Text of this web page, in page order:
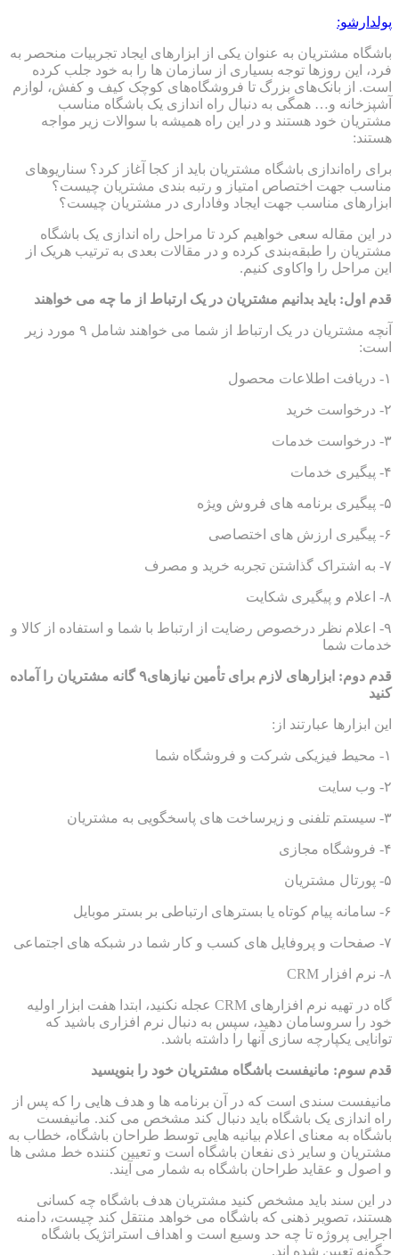
پولدارشو:
باشگاه مشتریان به عنوان یکی از ابزارهای ایجاد تجربیات منحصر به
فرد، این روزها توجه بسیاری از سازمان ها را به خود جلب کرده
است. از بانک‌های بزرگ تا فروشگاه‌های کوچک کیف و کفش، لوازم
آشپزخانه و… همگی به دنبال راه اندازی یک باشگاه مناسب
مشتریان خود هستند و در این راه همیشه با سوالات زیر مواجه
هستند:
برای راه‌اندازی باشگاه مشتریان باید از کجا آغاز کرد؟ سناریوهای
مناسب جهت اختصاص امتیاز و رتبه بندی مشتریان چیست؟
ابزارهای مناسب جهت ایجاد وفاداری در مشتریان چیست؟
در این مقاله سعی خواهیم کرد تا مراحل راه اندازی یک باشگاه
مشتریان را طبقه‌بندی کرده و در مقالات بعدی به ترتیب هریک از
این مراحل را واکاوی کنیم.
قدم اول: باید بدانیم مشتریان در یک ارتباط از ما چه می خواهند
آنچه مشتریان در یک ارتباط از شما می خواهند شامل ۹ مورد زیر
است:
۱- دریافت اطلاعات محصول
۲- درخواست خرید
۳- درخواست خدمات
۴- پیگیری خدمات
۵- پیگیری برنامه های فروش ویژه
۶- پیگیری ارزش های اختصاصی
۷- به اشتراک گذاشتن تجربه خرید و مصرف
۸- اعلام و پیگیری شکایت
۹- اعلام نظر درخصوص رضایت از ارتباط با شما و استفاده از کالا و
خدمات شما
قدم دوم: ابزارهای لازم برای تأمین نیازهای۹ گانه مشتریان را آماده
کنید
این ابزارها عبارتند از:
۱- محیط فیزیکی شرکت و فروشگاه شما
۲- وب سایت
۳- سیستم تلفنی و زیرساخت های پاسخگویی به مشتریان
۴- فروشگاه مجازی
۵- پورتال مشتریان
۶- سامانه پیام کوتاه یا بسترهای ارتباطی بر بستر موبایل
۷- صفحات و پروفایل های کسب و کار شما در شبکه های اجتماعی
۸- نرم افزار CRM
گاه در تهیه نرم افزارهای CRM عجله نکنید، ابتدا هفت ابزار اولیه
خود را سروسامان دهید، سپس به دنبال نرم افزاری باشید که
توانایی یکپارچه سازی آنها را داشته باشد.
قدم سوم: مانیفست باشگاه مشتریان خود را بنویسید
مانیفست سندی است که در آن برنامه ها و هدف هایی را که پس از
راه اندازی یک باشگاه باید دنبال کند مشخص می کند. مانیفست
باشگاه به معنای اعلام بیانیه هایی توسط طراحان باشگاه، خطاب به
مشتریان و سایر ذی نفعان باشگاه است و تعیین کننده خط مشی ها
و اصول و عقاید طراحان باشگاه به شمار می آیند.
در این سند باید مشخص کنید مشتریان هدف باشگاه چه کسانی
هستند، تصویر ذهنی که باشگاه می خواهد منتقل کند چیست، دامنه
اجرایی پروژه تا چه حد وسیع است و اهداف استراتژیک باشگاه
چگونه تعیین شده اند.